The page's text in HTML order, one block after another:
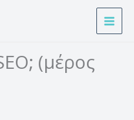
(μέρος